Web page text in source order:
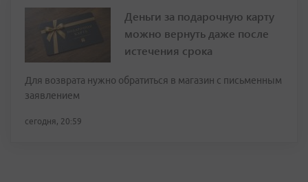
Деньги за подарочную карту
можно вернуть даже после
истечения срока
Для возврата нужно обратиться в магазин с письменным
заявлением
сегодня, 20:59